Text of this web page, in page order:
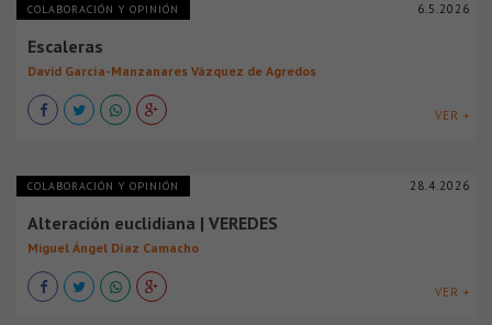
COLABORACIÓN Y OPINIÓN 6.5.2026
Escaleras
David García-Manzanares Vázquez de Agredos
VER +
COLABORACIÓN Y OPINIÓN 28.4.2026
Alteración euclidiana | VEREDES
Miguel Ángel Díaz Camacho
VER +